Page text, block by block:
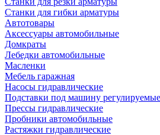
Станки для гибки арматуры
Автотовары
Аксессуары автомобильные
Домкраты
Лебедки автомобильные
Масленки
Мебель гаражная
Насосы гидравлические
Подставки под машину регулируемые
Прессы гидравлические
Пробники автомобильные
Растяжки гидравлические